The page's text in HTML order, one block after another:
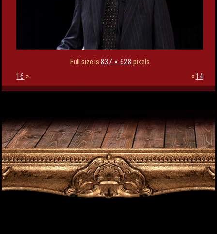
Full size is 837 × 628 pixels
16 » «14